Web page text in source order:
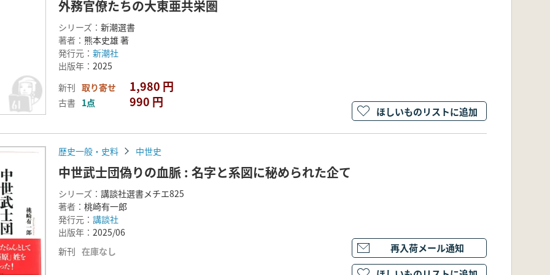
外務官僚たちの大東亜共栄圏
シリーズ： 新潮選書
著者： 熊本史雄 著
発行元： 新潮社
出版年： 2025
新刊 取り寄せ 1,980 円
古書 1点 990 円
ほしいものリストに追加
歴史一般・史料 中世史
中世武士団偽りの血脈 : 名字と系図に秘められた企て
シリーズ： 講談社選書メチエ825
著者： 桃崎有一郎
発行元： 講談社
出版年： 2025/06
新刊 在庫なし
再入荷メール通知